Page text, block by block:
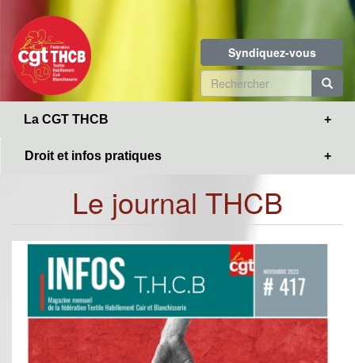
contenu
principal
Syndiquez-vous
Formulaire
de
La CGT THCB
Droit et infos pratiques
Le journal THCB